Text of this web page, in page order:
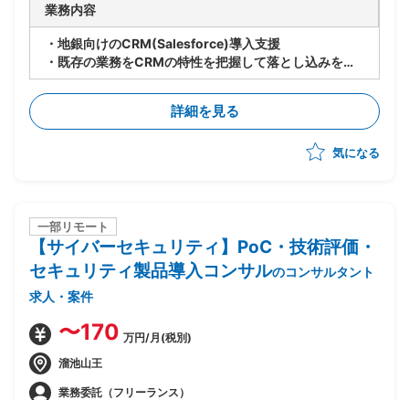
業務内容
・地銀向けのCRM(Salesforce)導入支援
・既存の業務をCRMの特性を把握して落とし込みを想
定
・下記想定業務内容
-現状業務のヒアリング
-課題整理
詳細を見る
気になる
一部リモート
【サイバーセキュリティ】PoC・技術評価・
セキュリティ製品導入コンサルのコンサルタント
求人・案件
〜170 万円/月(税別)
溜池山王
業務委託（フリーランス）